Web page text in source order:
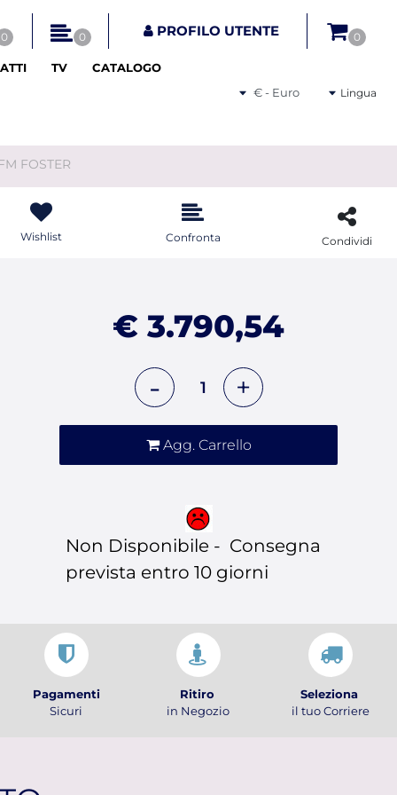
disponibili.
0 0 PROFILO UTENTE 0
TV CATALOGO
Seleziona una valutaLingua
FOSTER
Wishlist Confronta Condividi
€ 3.790,54
Agg. Carrello
Non Disponibile - Consegna
prevista entro 10 giorni
Pagamenti
Sicuri
Ritiro
in Negozio
Seleziona
il tuo Corriere